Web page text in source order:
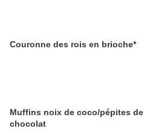
Couronne des rois en brioche*
Muffins noix de coco/pépites de
chocolat